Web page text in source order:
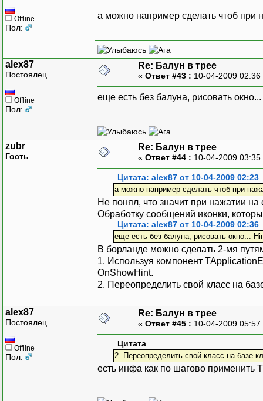
Offline
Пол:
а можно например сделать чтоб при
alex87
Постоялец
Offline
Пол:
Re: Балун в трее
« Ответ #43 : 10-04-2009
еще есть без балуна, рисовать
zubr
Гость
Re: Балун в трее
« Ответ #44 : 10-04-2009
Цитата: alex87 от 10-04-2009 02:23
а можно например сделать чтоб при
Не понял, что значит при нажатии
Обработку сообщений иконки,
Цитата: alex87 от 10-04-2009 02:36
еще есть без балуна, рисовать окно...
В борланде можно сделать 2-мя
1. Используя компонент
OnShowHint.
2. Переопределить свой класс на
alex87
Постоялец
Offline
Пол:
Re: Балун в трее
« Ответ #45 : 10-04-2009
Цитата
2. Переопределить свой класс на базе
есть инфа как по шагово применить